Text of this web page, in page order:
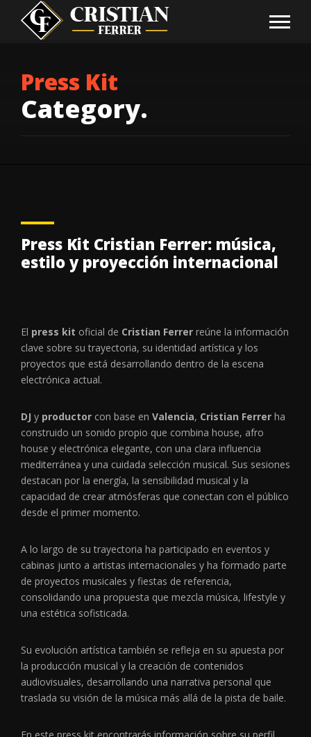
Press Kit
Category.
Press Kit Cristian Ferrer: música,
estilo y proyección internacional
El press kit oficial de Cristian Ferrer reúne la información
clave sobre su trayectoria, su identidad artística y los
proyectos que está desarrollando dentro de la escena
electrónica actual.
DJ y productor con base en Valencia, Cristian Ferrer ha
construido un sonido propio que combina house, afro
house y electrónica elegante, con una clara influencia
mediterránea y una cuidada selección musical. Sus sesiones
destacan por la energía, la sensibilidad musical y la
capacidad de crear atmósferas que conectan con el público
desde el primer momento.
A lo largo de su trayectoria ha participado en eventos y
cabinas junto a artistas internacionales y ha formado parte
de proyectos musicales y fiestas de referencia,
consolidando una propuesta que mezcla música, lifestyle y
una estética sofisticada.
Su evolución artística también se refleja en su apuesta por
la producción musical y la creación de contenidos
audiovisuales, desarrollando una narrativa personal que
traslada su visión de la música más allá de la pista de baile.